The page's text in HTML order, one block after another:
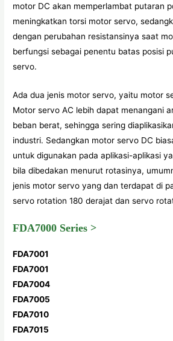
motor DC akan memperlambat putaran
meningkatkan torsi motor servo,
dengan perubahan resistansinya saat
berfungsi sebagai penentu batas posisi
servo.
Ada dua jenis motor servo, yaitu motor
Motor servo AC lebih dapat menangani
beban berat, sehingga sering
industri. Sedangkan motor servo DC
untuk digunakan pada aplikasi-aplikasi
bila dibedakan menurut rotasinya,
jenis motor servo yang dan terdapat di
servo rotation 180 derajat dan servo
FDA7000 Series >
FDA7001
FDA7001
FDA7004
FDA7005
FDA7010
FDA7015